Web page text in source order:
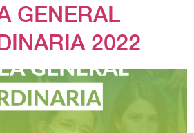
GENERAL
2022